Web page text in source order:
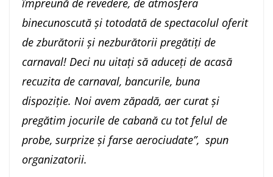
împreună de revedere, de atmosfera
binecunoscută și totodată de spectacolul oferit
de zburătorii și nezburătorii pregătiți de
carnaval! Deci nu uitați să aduceți de acasă
recuzita de carnaval, bancurile, buna
dispoziție. Noi avem zăpadă, aer curat și
pregătim jocurile de cabană cu tot felul de
probe, surprize și farse aerociudate”, spun
organizatorii.